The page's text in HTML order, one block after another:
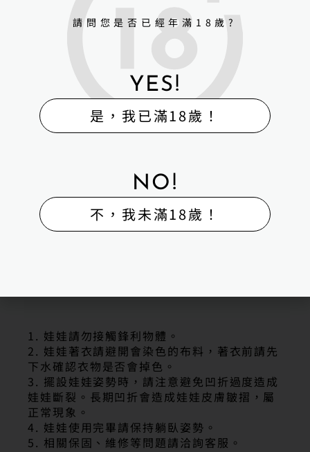
手指骨關節+3000元
屁股加軟+3000元
鐵藝其他商品
｜更多有關H-Box矽膠娃娃｜
▮FaceBook | H-Box矽膠娃娃
▮IG |H-BOX矽膠娃娃體驗出租販售館
▮五甲販售館｜高雄市鳳山區自強一路134號
▮台南體驗館｜台南市永康區鹽行路69巷1號
1. 娃娃請勿接觸鋒利物體。
2. 娃娃著衣請避開會染色的布料，著衣前請先
下水確認衣物是否會掉色。
3. 擺設娃娃姿勢時，請注意避免凹折過度造成
娃娃斷裂。長期凹折會造成娃娃皮膚皺摺，屬
正常現象。
4. 娃娃使用完畢請保持躺臥姿勢。
5. 相關保固、維修等問題請洽詢客服。
請問您是否已經年滿18歲?
YES!
是，我已滿18歲！
NO!
不，我未滿18歲！